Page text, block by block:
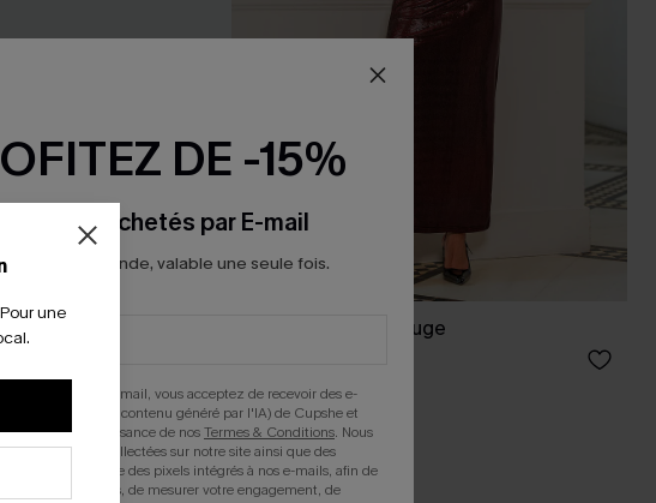
longues avec
Jupe longue vin rouge
Pour une
DE -15%
dès 2 Achetés par E-mail
par commande, valable une seule fois.
votre adresse e-mail, vous acceptez de recevoir des e-
(y compris du contenu généré par l'IA) de Cupshe et
avoir pris connaissance de nosTermes & Conditions. Nous
les données collectées sur notre site ainsi que des
de suivi, telles que des pixels intégrés à nos e-mails, afin de
ci ont été ouverts, de mesurer votre engagement, de